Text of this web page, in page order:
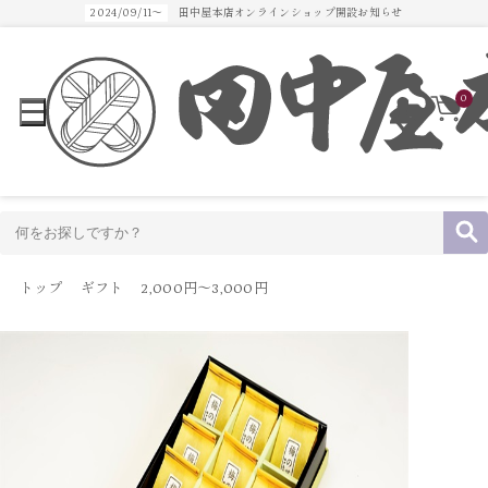
2024/09/11～ 田中屋本店オンラインショップ開設お知らせ
0
トップ ギフト 2,000円～3,000円